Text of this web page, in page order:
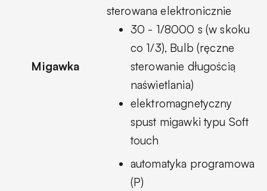
Migawka
sterowana elektronicznie
30 - 1/8000 s (w skoku
co 1/3), Bulb (ręczne
sterowanie długością
naświetlania)
elektromagnetyczny
spust migawki typu Soft
touch
automatyka programowa
(P)